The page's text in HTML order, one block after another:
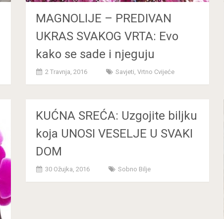
MAGNOLIJE – PREDIVAN
UKRAS SVAKOG VRTA: Evo
kako se sade i njeguju
2 Travnja, 2016 Savjeti ,Vrtno Cvijeće
KUĆNA SREĆA: Uzgojite biljku
koja UNOSI VESELJE U SVAKI
DOM
30 Ožujka, 2016 Sobno Bilje